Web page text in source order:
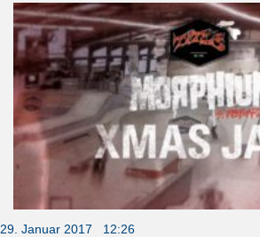
29. Januar 2017 12:26